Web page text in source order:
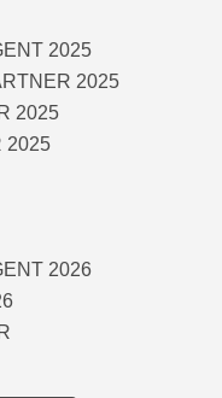
2025
2025
2025
2025
2026